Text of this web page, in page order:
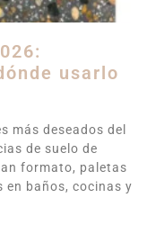
usarlo
más deseados del
de suelo de
formato, paletas
en baños, cocinas y